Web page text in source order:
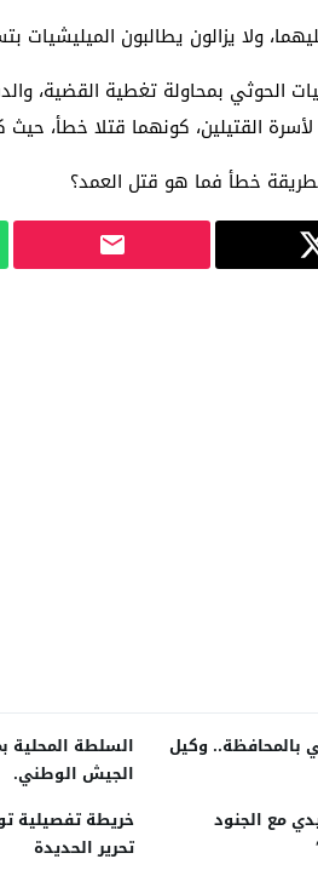
ولا يزالون يطالبون الميليشيات
الحوثي بمحاولة تغطية القضية،
القتيلين، كونهما قتلا خطأ،
خطأ فما هو قتل العمد؟
بالمحافظة.. وكيل
السلطة
الجيش الوطني.
مع الجنود
خريطة تفصيلية
تحرير الحديدة